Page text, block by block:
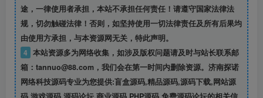
途，一律使用者承担，本站不承担任何责任！请遵守国家法律法
规，切勿触碰法律！否则，如坚持使用一切法律责任及所有后果均
由使用方承担，与本资源网无关，特此声明。
4 本站资源多为网络收集，如涉及版权问题请及时与站长联系邮
箱：tannuo@88.com，我们会在第一时间内删除资源。济南探诺
网络科技源码专业为您提供:盲盒源码,精品源码,源码下载,网站源